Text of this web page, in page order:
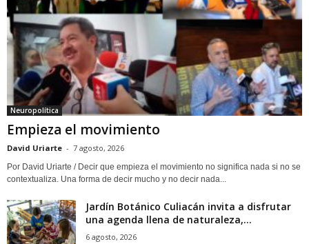
Neuropolítica
Empieza el movimiento
David Uriarte - 7 agosto, 2026
Por David Uriarte / Decir que empieza el movimiento no significa nada si no se
contextualiza. Una forma de decir mucho y no decir nada...
Jardín Botánico Culiacán invita a disfrutar
una agenda llena de naturaleza,...
6 agosto, 2026